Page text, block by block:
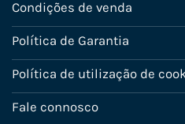
Condições de venda
Política de Garantia
Política de utilização de
Fale connosco